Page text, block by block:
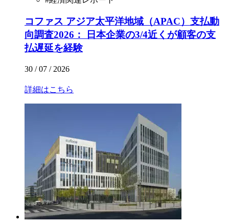
コファス アジア太平洋地域（APAC）支払動
向調査2026： 日本企業の3/4近くが顧客の支
払遅延を経験
30 / 07 / 2026
詳細はこちら